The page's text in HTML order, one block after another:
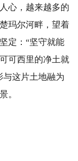
心，越来越多的
玛尔河畔，望着
定：“坚守就能
可西里的净土就
与这片土地融为
。